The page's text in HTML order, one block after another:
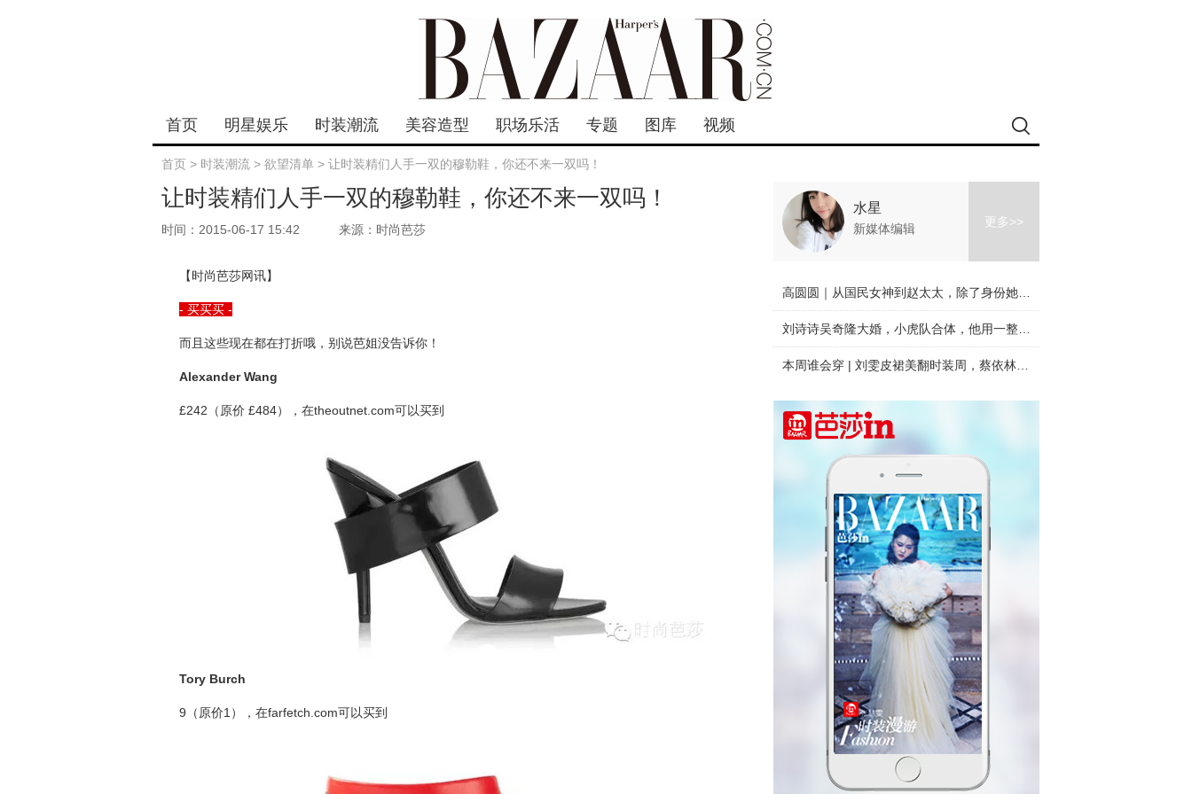
首页 明星娱乐 时装潮流 美容造型 职场乐活 专题 图库 视频
首页 > 时装潮流 > 欲望清单 > 让时装精们人手一双的穆勒鞋，你还不来一双吗！
让时装精们人手一双的穆勒鞋，你还不来一双吗！
时间：2015-06-17 15:42 来源：时尚芭莎
【时尚芭莎网讯】
- 买买买 -
而且这些现在都在打折哦，别说芭姐没告诉你！
Alexander Wang
£242（原价 £484），在theoutnet.com可以买到
Tory Burch
9（原价1），在farfetch.com可以买到
水星
新媒体编辑 更多>>